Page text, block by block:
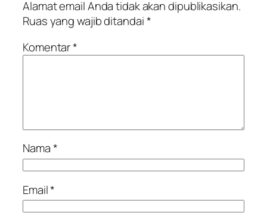
Alamat email Anda tidak akan dipublikasikan.
Ruas yang wajib ditandai*
Komentar*
Nama*
Email*